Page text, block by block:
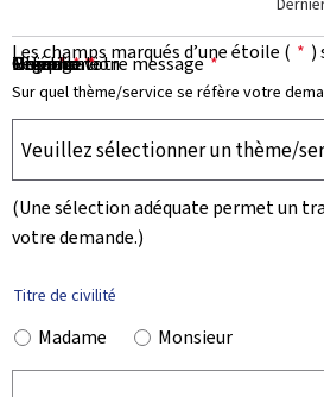
Les champs marqués d’une étoile ( * )
Sur quel thème/service se réfère votre
(Une sélection adéquate permet un
votre demande.)
Titre de civilité
Madame Monsieur
Prénom *
Nom *
Organisation
E-mail *
Téléphone
Objet de votre message *
Message *